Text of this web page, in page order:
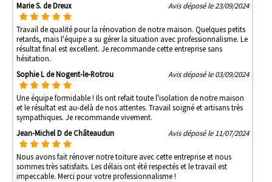
Marie S. de Dreux
Avis déposé le 23/09/2024
Travail de qualité pour la rénovation de notre maison. Quelques petits
retards, mais l'équipe a su gérer la situation avec professionnalisme. Le
résultat final est excellent. Je recommande cette entreprise sans
hésitation.
Sophie L de Nogent-le-Rotrou
Avis déposé le 03/09/2024
Une équipe formidable ! Ils ont refait toute l'isolation de notre maison
et le résultat est au-delà de nos attentes. Travail soigné et artisans très
sympathiques. Je recommande vivement.
Jean-Michel D de Châteaudun
Avis déposé le 11/07/2024
Nous avons fait rénover notre toiture avec cette entreprise et nous
sommes très satisfaits. Les délais ont été respectés et le travail est
impeccable. Merci pour votre professionnalisme !